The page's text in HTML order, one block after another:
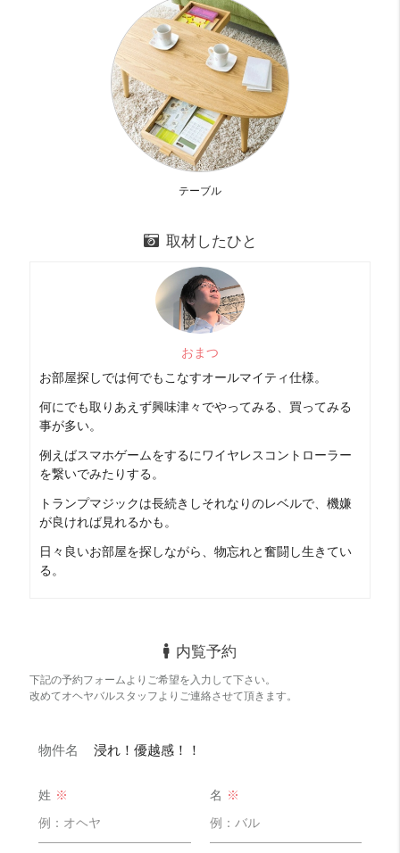
気持ちの問題かもしれないけど、窮屈さは感じません
分譲賃貸って似たり寄ったりになりがちですが
個性も出ていて楽しめるお部屋でした
おまつの辛口コメント
駅までは少し歩きます。
時間帯をずらしたり、電車を変えたりして対応しましょ
コスパ めっちゃ良い！！ 20 点
普通サイズに普通サイズの靴箱。
テーブル
取材したひと
おまつ
お部屋探しでは何でもこなすオールマイティ仕様。
何にでも取りあえず興味津々でやってみる、買ってみる
事が多い。
例えばスマホゲームをするにワイヤレスコントローラー
を繋いでみたりする。
トランプマジックは長続きしそれなりのレベルで、機嫌
が良ければ見れるかも。
日々良いお部屋を探しながら、物忘れと奮闘し生きてい
る。
内覧予約
下記の予約フォームよりご希望を入力して下さい。
改めてオヘヤバルスタッフよりご連絡させて頂きます。
物件名 浸れ！優越感！！
姓 ※ 名 ※